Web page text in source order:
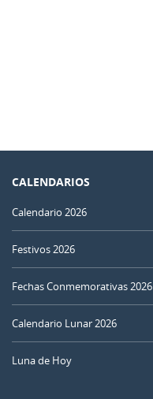
CALENDARIOS
Calendario 2026
Festivos 2026
Fechas Conmemorativas 2026
Calendario Lunar 2026
Luna de Hoy